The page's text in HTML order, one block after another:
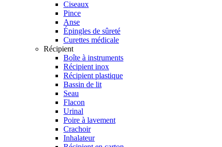
Ciseaux
Pince
Anse
Épingles de sûreté
Curettes médicale
Récipient
Boîte à instruments
Récipient inox
Récipient plastique
Bassin de lit
Seau
Flacon
Urinal
Poire à lavement
Crachoir
Inhalateur